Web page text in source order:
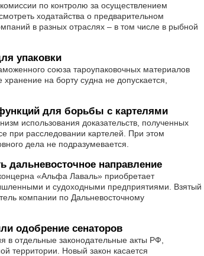
по контролю за осуществлением
ходатайства о предварительном
в разных отраслях – в том числе в рыбной
упаковки
союза тароупаковочных материалов
на борту судна не допускается,
для борьбы с картелями
использования доказательств, полученных
при расследовании картелей. При этом
дела не подразумевается.
дальневосточное направление
«Альфа Лаваль» приобретает
и судоходными предприятиями. Взятый
компании по Дальневосточному
одобрение сенаторов
отдельные законодательные акты РФ,
территории. Новый закон касается